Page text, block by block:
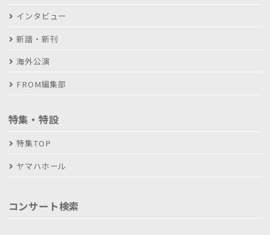
インタビュー
新譜・新刊
海外公演
FROM編集部
特集・特設
特集TOP
ヤマハホール
コンサート検索